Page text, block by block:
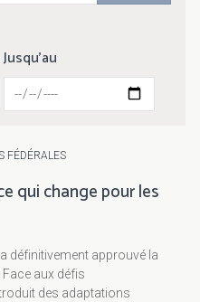
Jusqu'au
FÉDÉRALES
qui change pour les
définitivement approuvé la
Face aux défis
des adaptations